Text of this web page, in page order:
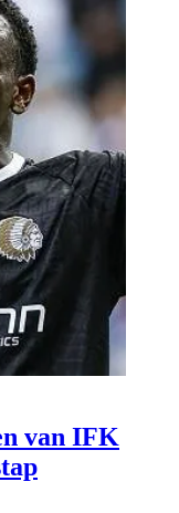
van IFK